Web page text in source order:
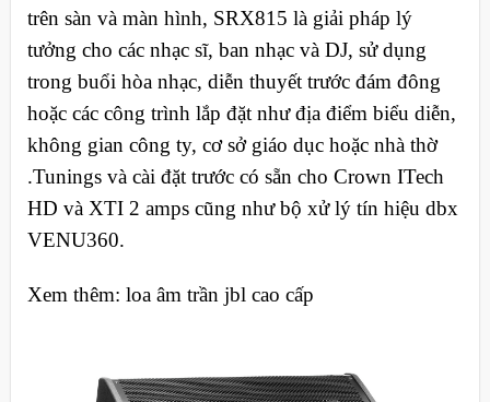
trên sàn và màn hình, SRX815 là giải pháp lý
tưởng cho các nhạc sĩ, ban nhạc và DJ, sử dụng
trong buổi hòa nhạc, diễn thuyết trước đám đông
hoặc các công trình lắp đặt như địa điểm biểu diễn,
không gian công ty, cơ sở giáo dục hoặc nhà thờ
.Tunings và cài đặt trước có sẵn cho Crown ITech
HD và XTI 2 amps cũng như bộ xử lý tín hiệu dbx
VENU360.
Xem thêm: loa âm trần jbl cao cấp